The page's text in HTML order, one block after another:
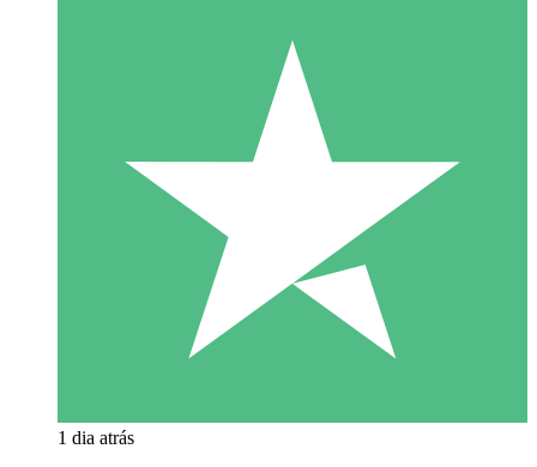
1 dia atrás